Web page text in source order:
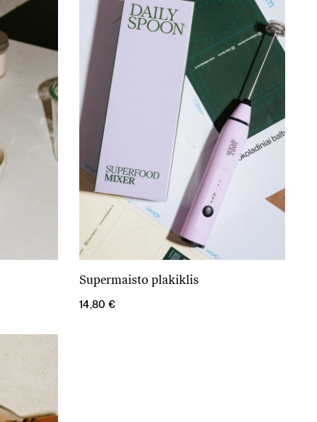
Į krepšelį
Supermaisto plakiklis
14,80 €